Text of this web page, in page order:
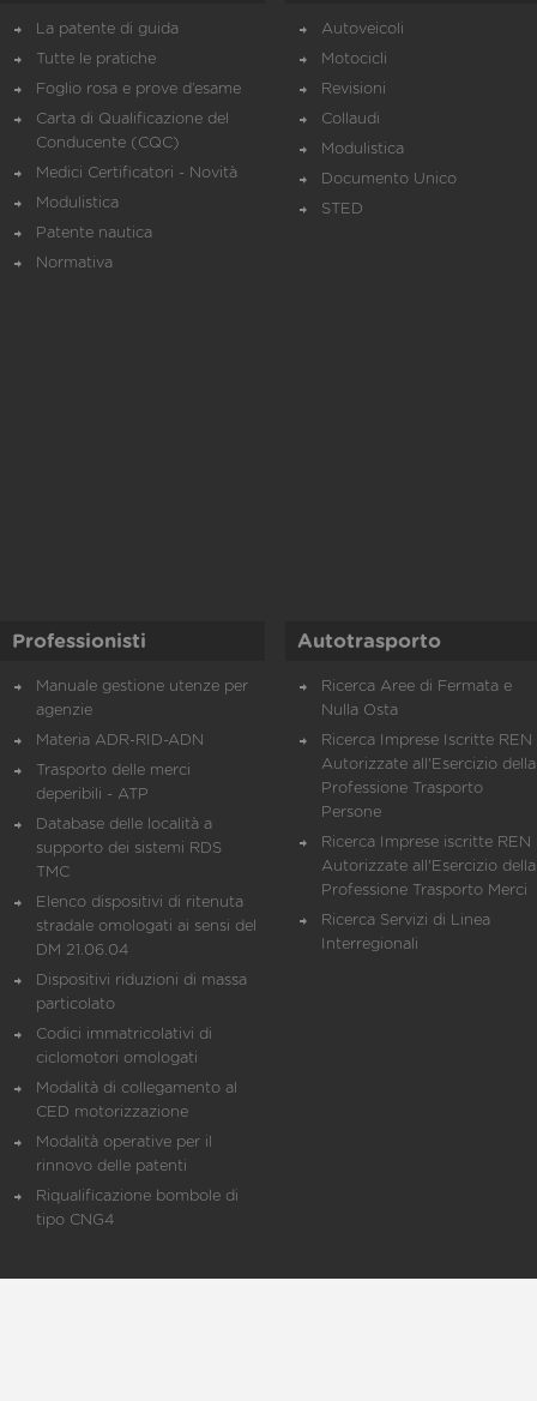
La patente di guida
Tutte le pratiche
Foglio rosa e prove d’esame
Carta di Qualificazione del
Conducente (CQC)
Medici Certificatori - Novità
Modulistica
Patente nautica
Normativa
Autoveicoli
Motocicli
Revisioni
Collaudi
Modulistica
Documento Unico
STED
Professionisti
Manuale gestione utenze per
agenzie
Materia ADR-RID-ADN
Trasporto delle merci
deperibili - ATP
Database delle località a
supporto dei sistemi RDS
TMC
Elenco dispositivi di ritenuta
stradale omologati ai sensi del
DM 21.06.04
Dispositivi riduzioni di massa
particolato
Codici immatricolativi di
ciclomotori omologati
Modalità di collegamento al
CED motorizzazione
Modalità operative per il
rinnovo delle patenti
Riqualificazione bombole di
tipo CNG4
Autotrasporto
Ricerca Aree di Fermata e
Nulla Osta
Ricerca Imprese Iscritte REN
Autorizzate all'Esercizio della
Professione Trasporto
Persone
Ricerca Imprese iscritte REN
Autorizzate all'Esercizio della
Professione Trasporto Merci
Ricerca Servizi di Linea
Interregionali